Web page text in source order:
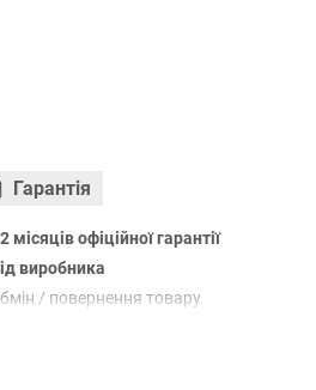
Гарантiя
місяців офіційної гарантії
виробника
/ повернення товару